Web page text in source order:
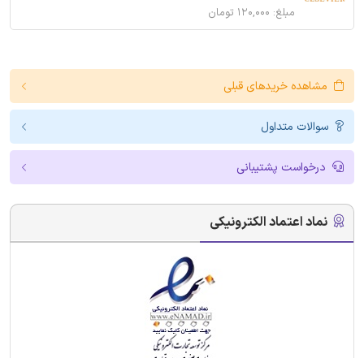
مبلغ: ۱۲۰,۰۰۰ تومان
مشاهده خریدهای قبلی
سوالات متداول
درخواست پشتیبانی
نماد اعتماد الکترونیکی